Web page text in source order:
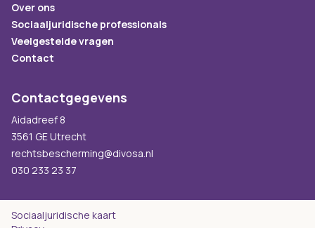
Over ons
Sociaaljuridische professionals
Veelgestelde vragen
Contact
Contactgegevens
Aidadreef 8
3561 GE Utrecht
rechtsbescherming@divosa.nl
030 233 23 37
Sociaaljuridische kaart